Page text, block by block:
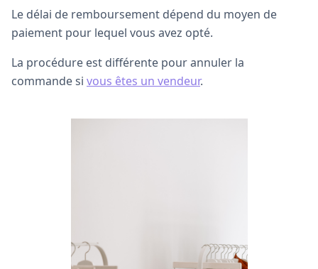
Le délai de remboursement dépend du moyen de
paiement pour lequel vous avez opté.
La procédure est différente pour annuler la
commande si vous êtes un vendeur.